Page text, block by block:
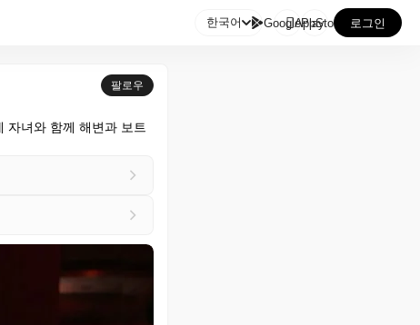
한국어 GooglePlay
AppStore 로그인
팔로우
자녀와 함께 해변과 보트